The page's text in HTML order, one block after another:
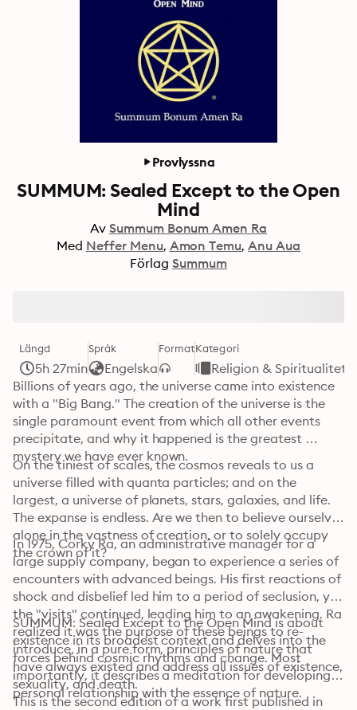
Provlyssna
SUMMUM: Sealed Except to the Open
Mind
Av Summum Bonum Amen Ra
Med Neffer Menu Amon Temu Anu Aua
Förlag Summum
Längd
5h 27min
Språk
Engelska
FormatKategori
Religion & Spiritualitet
Billions of years ago, the universe came into existence
with a "Big Bang." The creation of the universe is the
single paramount event from which all other events
precipitate, and why it happened is the greatest
mystery we have ever known.
On the tiniest of scales, the cosmos reveals to us a
universe filled with quanta particles; and on the
largest, a universe of planets, stars, galaxies, and life.
The expanse is endless. Are we then to believe ourselves
alone in the vastness of creation, or to solely occupy
the crown of it?
In 1975, Corky Ra, an administrative manager for a
large supply company, began to experience a series of
encounters with advanced beings. His first reactions of
shock and disbelief led him to a period of seclusion, yet
the "visits" continued, leading him to an awakening. Ra
realized it was the purpose of these beings to re-
introduce, in a pure form, principles of nature that
have always existed and address all issues of existence,
sexuality, and death.
SUMMUM: Sealed Except to the Open Mind is about
existence in its broadest context and delves into the
forces behind cosmic rhythms and change. Most
importantly, it describes a meditation for developing a
personal relationship with the essence of nature.
This is the second edition of a work first published in